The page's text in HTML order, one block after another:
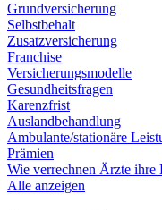
Grundversicherung
Selbstbehalt
Zusatzversicherung
Franchise
Versicherungsmodelle
Gesundheitsfragen
Karenzfrist
Auslandbehandlung
Ambulante/stationäre
Prämien
Wie verrechnen Ärzte ihre
Alle anzeigen